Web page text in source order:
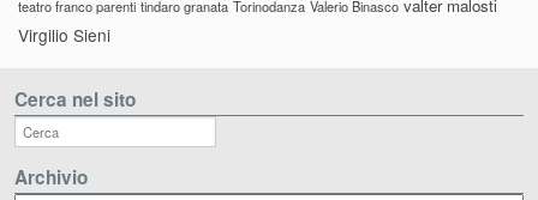
teatro franco parenti tindaro granata Torinodanza Valerio Binasco valter malosti
Virgilio Sieni
Cerca nel sito
Archivio